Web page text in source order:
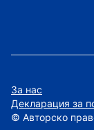
За нас
Декларация за
© Авторско